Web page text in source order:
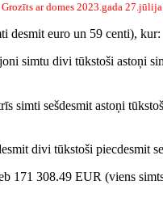
Grozīts ar domes 2023.gada 27.jūlija
desmit euro un 59 centi), kur:
simtu divi tūkstoši astoņi
simti sešdesmit astoņi
divi tūkstoši piecdesmit
171 308.49 EUR (viens